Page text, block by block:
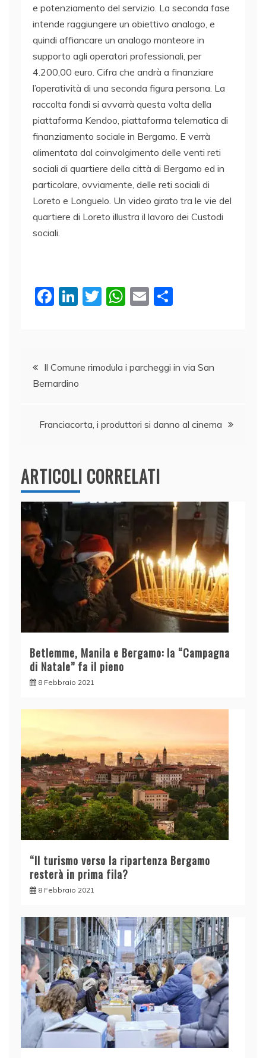
e potenziamento del servizio. La seconda fase
intende raggiungere un obiettivo analogo, e
quindi affiancare un analogo monteore in
supporto agli operatori professionali, per
4.200,00 euro. Cifra che andrà a finanziare
l’operatività di una seconda figura persona. La
raccolta fondi si avvarrà questa volta della
piattaforma Kendoo, piattaforma telematica di
finanziamento sociale in Bergamo. E verrà
alimentata dal coinvolgimento delle venti reti
sociali di quartiere della città di Bergamo ed in
particolare, ovviamente, delle reti sociali di
Loreto e Longuelo. Un video girato tra le vie del
quartiere di Loreto illustra il lavoro dei Custodi
sociali.
F
b
o
k
Li
dI
n
T
W
A
E
vi
Navigazione
articoli
Il Comune rimodula i parcheggi in via San
Bernardino
Franciacorta, i produttori si danno al cinema
ARTICOLI CORRELATI
Betlemme, Manila e Bergamo: la “Campagna
di Natale” fa il pieno
8 Febbraio 2021
“Il turismo verso la ripartenza Bergamo
resterà in prima fila?
8 Febbraio 2021